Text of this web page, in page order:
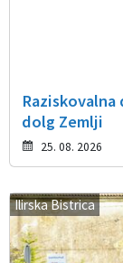
Raziskovalna
dolg Zemlji
25. 08. 2026
Ilirska Bistrica